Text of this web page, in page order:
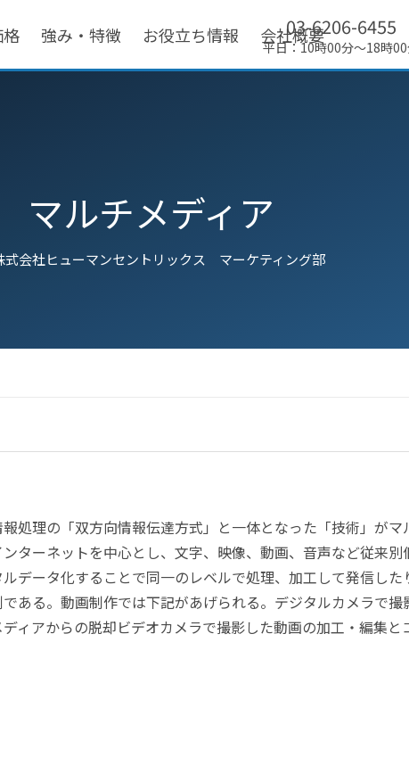
強み・特徴 お役立ち情報 会社概要
03-6206-6455
平日：10時00分～18時
マルチメディア
式会社ヒューマンセントリックス マーケティング部
処理の「双方向情報伝達方式」と一体となった「技術」が
ターネットを中心とし、文字、映像、動画、音声など従来
データ化することで同一のレベルで処理、加工して発信し
ある。動画制作では下記があげられる。デジタルカメラで
ィアからの脱却ビデオカメラで撮影した動画の加工・編集